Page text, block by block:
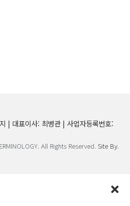
| 대표이사: 최병관 | 사업자등록번호:
All Rights Reserved. Site By.